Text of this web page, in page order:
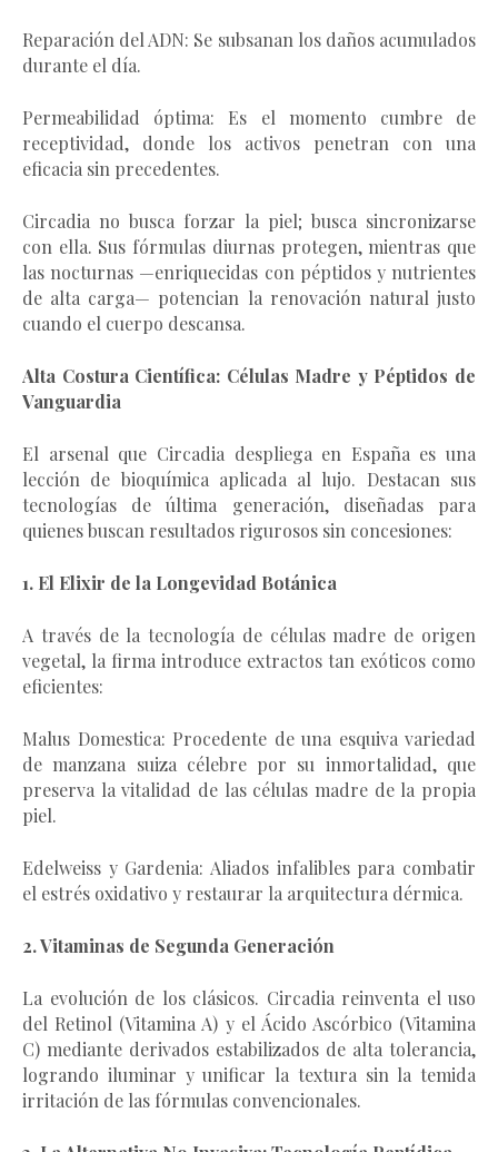
Reparación del ADN: Se subsanan los daños acumulados
durante el día.
Permeabilidad óptima: Es el momento cumbre de
receptividad, donde los activos penetran con una
eficacia sin precedentes.
Circadia no busca forzar la piel; busca sincronizarse
con ella. Sus fórmulas diurnas protegen, mientras que
las nocturnas —enriquecidas con péptidos y nutrientes
de alta carga— potencian la renovación natural justo
cuando el cuerpo descansa.
Alta Costura Científica: Células Madre y Péptidos de
Vanguardia
El arsenal que Circadia despliega en España es una
lección de bioquímica aplicada al lujo. Destacan sus
tecnologías de última generación, diseñadas para
quienes buscan resultados rigurosos sin concesiones:
1. El Elixir de la Longevidad Botánica
A través de la tecnología de células madre de origen
vegetal, la firma introduce extractos tan exóticos como
eficientes:
Malus Domestica: Procedente de una esquiva variedad
de manzana suiza célebre por su inmortalidad, que
preserva la vitalidad de las células madre de la propia
piel.
Edelweiss y Gardenia: Aliados infalibles para combatir
el estrés oxidativo y restaurar la arquitectura dérmica.
2. Vitaminas de Segunda Generación
La evolución de los clásicos. Circadia reinventa el uso
del Retinol (Vitamina A) y el Ácido Ascórbico (Vitamina
C) mediante derivados estabilizados de alta tolerancia,
logrando iluminar y unificar la textura sin la temida
irritación de las fórmulas convencionales.